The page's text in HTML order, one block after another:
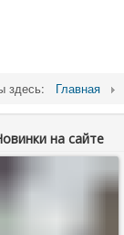
здесь: Главная
на сайте